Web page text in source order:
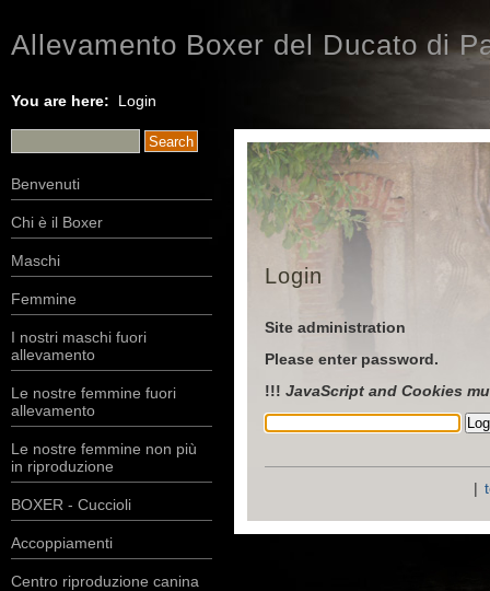
Allevamento Boxer del Ducato di
You are here: Login
Benvenuti
Chi è il Boxer
Maschi
Femmine
I nostri maschi fuori
allevamento
Le nostre femmine fuori
allevamento
Le nostre femmine non più
in riproduzione
BOXER - Cuccioli
Accoppiamenti
Centro riproduzione canina
Login
Site administration
Please enter password.
!!! JavaScript and Cookies
|